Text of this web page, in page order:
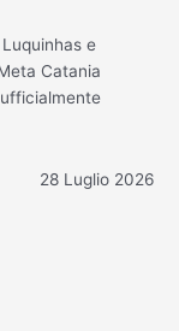
e
Catania
28 Luglio 2026